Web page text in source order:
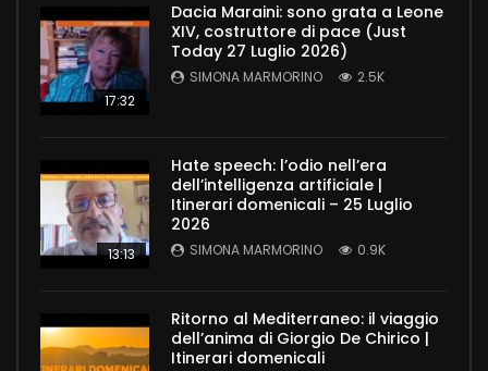
17:32
Dacia Maraini: sono grata a Leone
XIV, costruttore di pace (Just
Today 27 Luglio 2026)
SIMONA MARMORINO 2.5K
13:13
Hate speech: l’odio nell’era
dell’intelligenza artificiale |
Itinerari domenicali – 25 Luglio
2026
SIMONA MARMORINO 0.9K
Ritorno al Mediterraneo: il viaggio
dell’anima di Giorgio De Chirico |
Itinerari domenicali